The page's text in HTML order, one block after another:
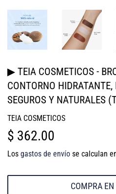
▶ TEIA COSMETICOS -
CONTORNO HIDRATANTE,
SEGUROS Y NATURALES
TEIA COSMETICOS
$ 362.00
362.00
Los gastos de envío se calculan
COMPRA